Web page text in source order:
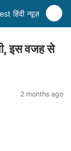
हिंदी न्यूज़
इस वजह से
2 months ago